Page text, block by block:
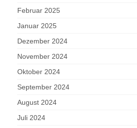
Februar 2025
Januar 2025
Dezember 2024
November 2024
Oktober 2024
September 2024
August 2024
Juli 2024